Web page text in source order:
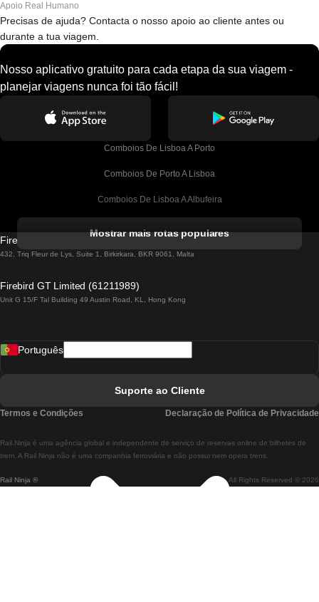
Apoio Real Humano
Precisas de ajuda? Contacta o nosso apoio ao cliente antes ou
durante a tua viagem.
Nosso aplicativo gratuito para cada etapa da sua viagem -
planejar viagens nunca foi tão fácil!
Comboios De Lisboa A Porto
Comboios De Porto A Lisboa
Comboios De Lisboa A Albufeira
Comboios De Lisboa A Lagos
Comboios De Lisboa A Madrid
Comboios De Lisboa A Braga
Comboios De Braga A Lisboa
Mostrar mais rotas populares
Firebird GT Limited (OC 1451)
432, Triq Fleur de Lys, Suite 1, Birkirkara, BKR 9061, Malta
Firebird GT Limited (61211989)
Unit G 15/F Tal Building 49 Austin Road, KL, Hong Kong
Rail Ninja ® All Rights Reserved © 2026
Rail.Ninja é uma agência global e independente de serviço de reservas online de bilhetes de
trem. A Rail Ninja não é uma companhia ferroviária e não possui nem opera trens.
Português
Suporte ao Cliente
Termos e Condições Declaração de Política de Privacidade